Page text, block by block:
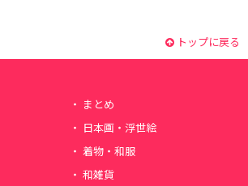
トップに戻る
まとめ
日本画・浮世絵
着物・和服
和雑貨